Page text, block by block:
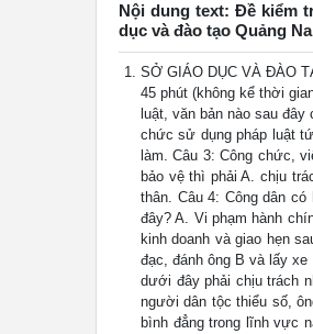
Nội dung text: Đề kiểm
dục và đào tạo Quảng
SỞ GIÁO DỤC VÀ ĐÀO
45 phút (không kể thời
luật, văn bản nào sau
chức sử dụng pháp luật
làm. Câu 3: Công chức,
bảo vệ thì phải A. chịu
thân. Câu 4: Công dân
đây? A. Vi phạm hành
kinh doanh và giao hẹn
đạc, đánh ông B và lấy
dưới đây phải chịu trách
người dân tộc thiểu số,
bình đẳng trong lĩnh vực